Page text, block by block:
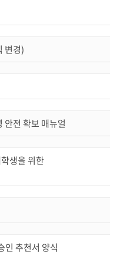
변경)
안전 확보 매뉴얼
생을 위한
인 추천서 양식